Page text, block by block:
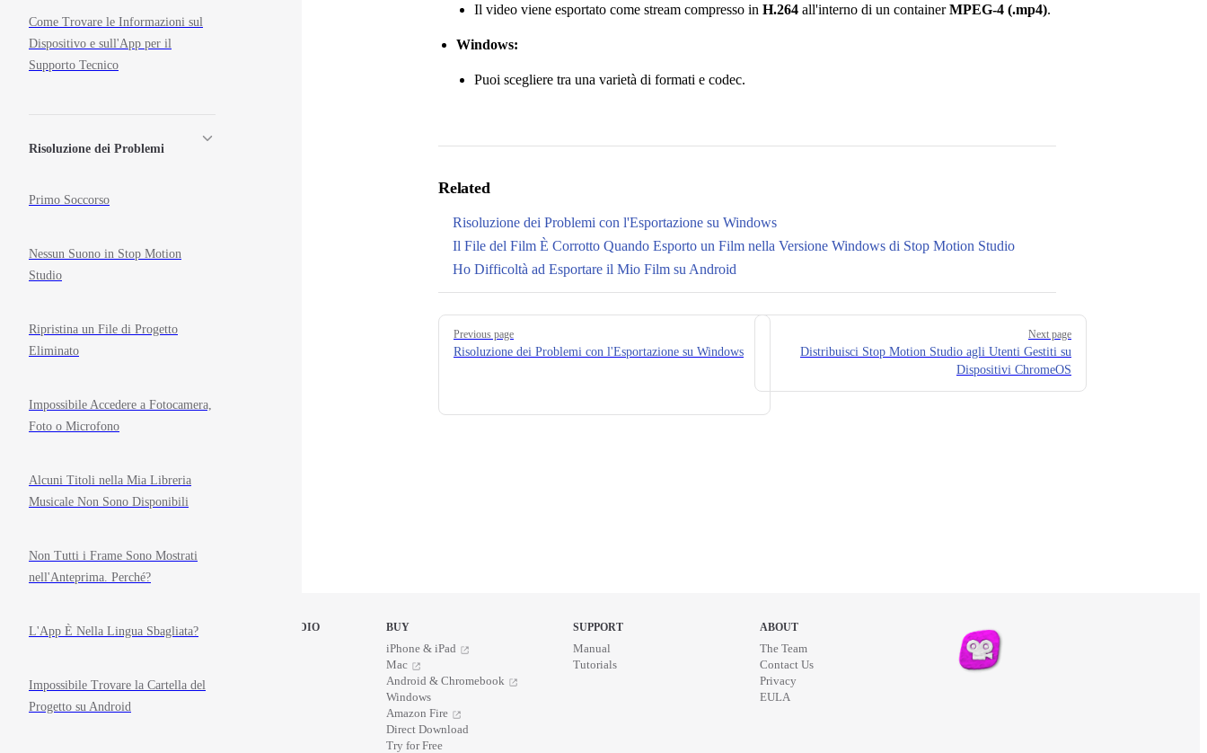
Come Trovare le Informazioni sul
Dispositivo e sull'App per il
Supporto Tecnico
Risoluzione dei Problemi
Primo Soccorso
Nessun Suono in Stop Motion
Studio
Ripristina un File di Progetto
Eliminato
Impossibile Accedere a Fotocamera,
Foto o Microfono
Alcuni Titoli nella Mia Libreria
Musicale Non Sono Disponibili
Non Tutti i Frame Sono Mostrati
nell'Anteprima. Perché?
L'App È Nella Lingua Sbagliata?
Impossibile Trovare la Cartella del
Progetto su Android
Il video viene esportato come stream compresso in H.264 all'interno di un containerMPEG-4 (.mp4).
Windows:
Puoi scegliere tra una varietà di formati e codec.
Related
Risoluzione dei Problemi con l'Esportazione su Windows
Il File del Film È Corrotto Quando Esporto un Film nella Versione Windows di Stop Motion Studio
Ho Difficoltà ad Esportare il Mio Film su Android
Pager
Previous page
Risoluzione dei Problemi con l'Esportazione su Windows
Next page
Distribuisci Stop Motion Studio agli Utenti Gestiti su
Dispositivi ChromeOS
STOP MOTION STUDIO
News
BUY
iPhone & iPad
Mac
Android & Chromebook
Windows
Amazon Fire
Direct Download
Try for Free
SUPPORT
Manual
Tutorials
ABOUT
The Team
Contact Us
Privacy
EULA